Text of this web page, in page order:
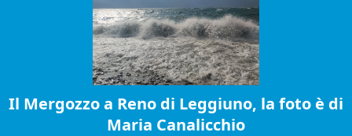
Il Mergozzo a Reno di Leggiuno, la foto è di
Maria Canalicchio